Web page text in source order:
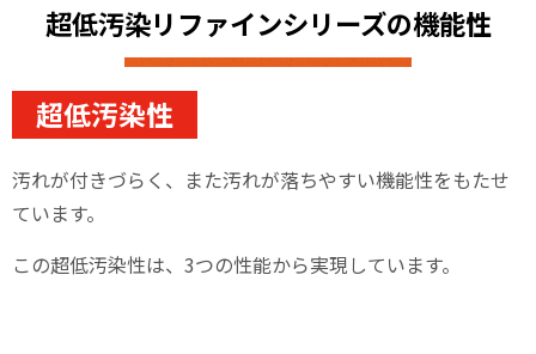
超低汚染リファインシリーズの機能性
超低汚染性
汚れが付きづらく、また汚れが落ちやすい機能性をもたせ
ています。
この超低汚染性は、3つの性能から実現しています。